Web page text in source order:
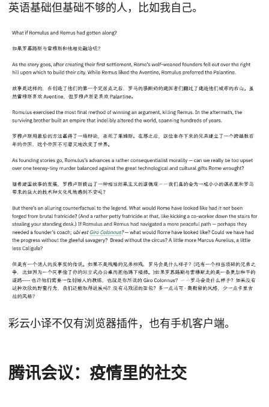
英语基础但基础不够的人，比如我自己。
彩云小译不仅有浏览器插件，也有手机客户端。
腾讯会议：疫情里的社交